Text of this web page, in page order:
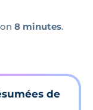
8 minutes.
de